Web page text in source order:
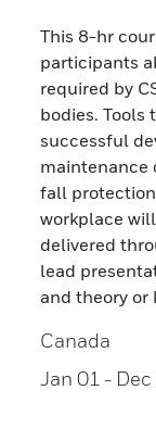
This 8-hr
participants
required by
bodies.
successful
maintenance
fall
workplace
delivered
lead
and theory or
Canada
Jan 01 - Dec